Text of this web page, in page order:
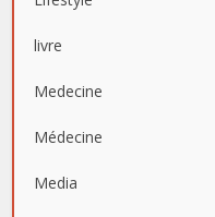
livre
Medecine
Médecine
Media